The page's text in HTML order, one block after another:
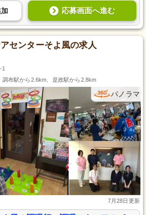
応募画面へ進む
センターそよ風の求人
1
調布駅から2.6km、是政駅から2.8km
パノラマ
7月28日更新